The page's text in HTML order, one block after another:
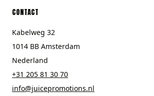
CONTACT
Kabelweg 32
1014 BB Amsterdam
Nederland
+31 205 81 30 70
info@juicepromotions.nl